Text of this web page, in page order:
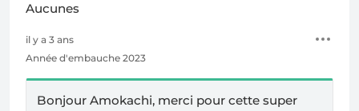
Aucunes
il y a 3 ans
Année d'embauche 2023
Bonjour Amokachi, merci pour cette super